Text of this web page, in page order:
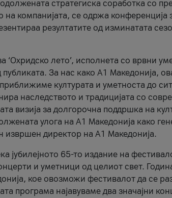
стратегиска соработка со
компанијата, се одржа конференција
резултатите од изминатата
‘Охридско лето’, исполнета со врвни
За нас како A1 Македонија,
приближиме културата и уметноста до
наследството и традицијата со
визија за долгорочна поддршка на
улога на A1 Македонија како
извршен директор на A1 Македонија.
јубилејното 65-то издание на
и уметници од целиот свет.
кое овозможи фестивалот да се
програма најавуваме два значајни